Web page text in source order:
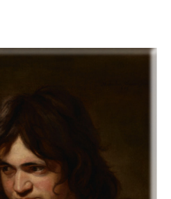
Items